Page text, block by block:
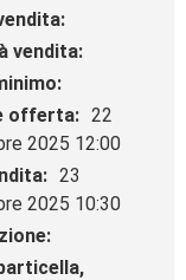
vendita:
offerta: 22
2025 12:00
23
2025 10:30